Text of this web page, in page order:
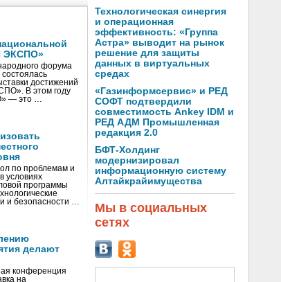
ЭКСПО»
форума
достижений
В этом году
— это …
по проблемам и
условиях
программы
и безопасности …
делают
конференция
на
Технологическая синергия
и операционная
эффективность: «Группа
Астра» выводит на рынок
решение для защиты
данных в виртуальных
средах
«Газинформсервис» и РЕД
СОФТ подтвердили
совместимость Ankey IDM и
РЕД АДМ Промышленная
редакция 2.0
БФТ-Холдинг
модернизировал
информационную систему
Алтайкрайимущества
Мы в социальных
сетях